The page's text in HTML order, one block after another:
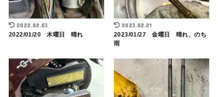
2022.02.03
2022/01/20 木曜日 晴れ
2023.02.21
2023/01/27 金曜日 晴れ、のち
雨